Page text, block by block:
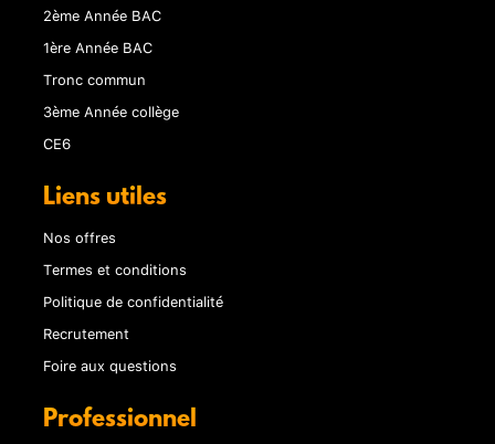
2ème Année BAC
1ère Année BAC
Tronc commun
3ème Année collège
CE6
Liens utiles
Nos offres
Termes et conditions
Politique de confidentialité
Recrutement
Foire aux questions
Professionnel